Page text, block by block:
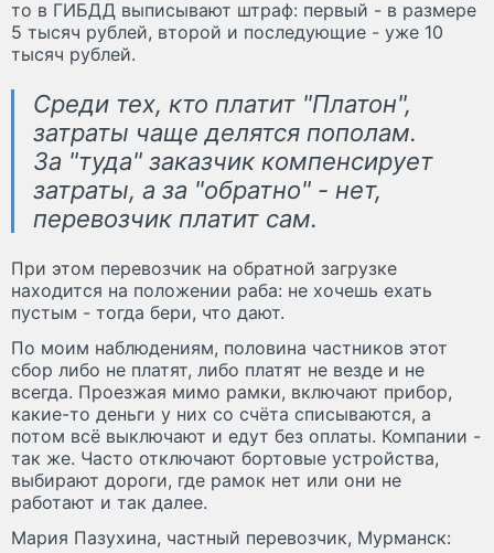
то в ГИБДД выписывают штраф: первый - в размере
5 тысяч рублей, второй и последующие - уже 10
тысяч рублей.
Среди тех, кто платит "Платон",
затраты чаще делятся пополам.
За "туда" заказчик компенсирует
затраты, а за "обратно" - нет,
перевозчик платит сам.
При этом перевозчик на обратной загрузке
находится на положении раба: не хочешь ехать
пустым - тогда бери, что дают.
По моим наблюдениям, половина частников этот
сбор либо не платят, либо платят не везде и не
всегда. Проезжая мимо рамки, включают прибор,
какие-то деньги у них со счёта списываются, а
потом всё выключают и едут без оплаты. Компании -
так же. Часто отключают бортовые устройства,
выбирают дороги, где рамок нет или они не
работают и так далее.
Мария Пазухина, частный перевозчик, Мурманск: